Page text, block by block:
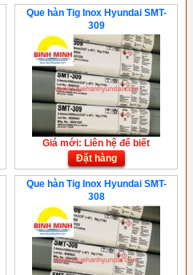
Que hàn Tig Inox Hyundai SMT-
309
Giá mới: Liên hệ để biết
Đặt hàng
Que hàn Tig Inox Hyundai SMT-
308